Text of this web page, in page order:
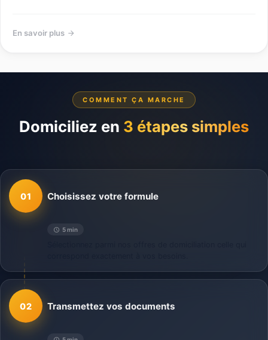
En savoir plus
COMMENT ÇA MARCHE
Domiciliez en 3 étapes simples
01
5 min
Choisissez votre formule
02 Transmettez vos documents